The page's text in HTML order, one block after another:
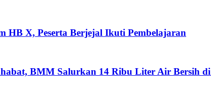
HB X, Peserta Berjejal Ikuti Pembelajaran
BMM Salurkan 14 Ribu Liter Air Bersih